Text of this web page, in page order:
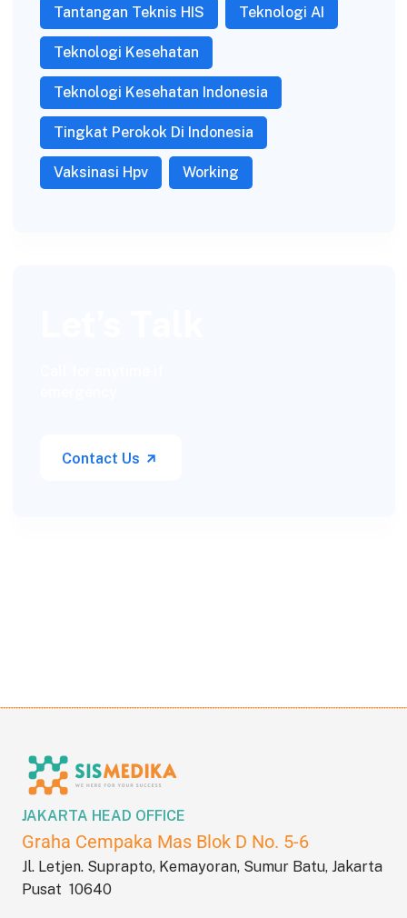
Tantangan Teknis HIS Teknologi AI
Teknologi Kesehatan
Teknologi Kesehatan Indonesia
Tingkat Perokok Di Indonesia
Vaksinasi Hpv Working
Contact Us
JAKARTA HEAD OFFICE
Graha Cempaka Mas Blok D No. 5-6
Jl. Letjen. Suprapto, Kemayoran, Sumur Batu, Jakarta
Pusat 10640